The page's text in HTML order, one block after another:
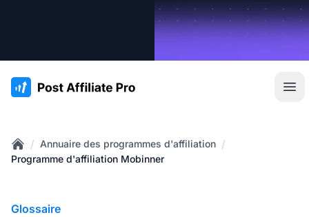
:site.title
Home
/ Annuaire des programmes d'affiliation /
Programme d'affiliation Mobinner
Glossaire